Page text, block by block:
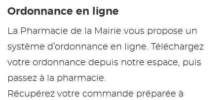
Ordonnance en ligne
La Pharmacie de la Mairie vous propose un
système d’ordonnance en ligne. Téléchargez
votre ordonnance depuis notre espace, puis
passez à la pharmacie.
Récupérez votre commande préparée à